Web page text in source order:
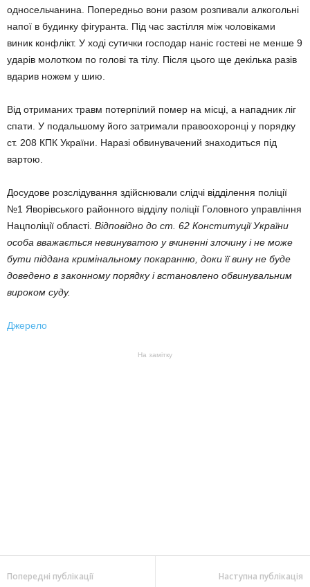
односельчанина. Попередньо вони разом розпивали алкогольні
напої в будинку фігуранта. Під час застілля між чоловіками
виник конфлікт. У ході сутички господар наніс гостеві не менше 9
ударів молотком по голові та тілу. Після цього ще декілька разів
вдарив ножем у шию.
Від отриманих травм потерпілий помер на місці, а нападник ліг
спати. У подальшому його затримали правоохоронці у порядку
ст. 208 КПК України. Наразі обвинувачений знаходиться під
вартою.
Досудове розслідування здійснювали слідчі відділення поліції
№1 Яворівського районного відділу поліції Головного управління
Нацполіції області. Відповідно до ст. 62 Конституції України
особа вважається невинуватою у вчиненні злочину і не може
бути піддана кримінальному покаранню, доки її вину не буде
доведено в законному порядку і встановлено обвинувальним
вироком суду.
Джерело
На замітку
Попередні публікації Наступна публікація